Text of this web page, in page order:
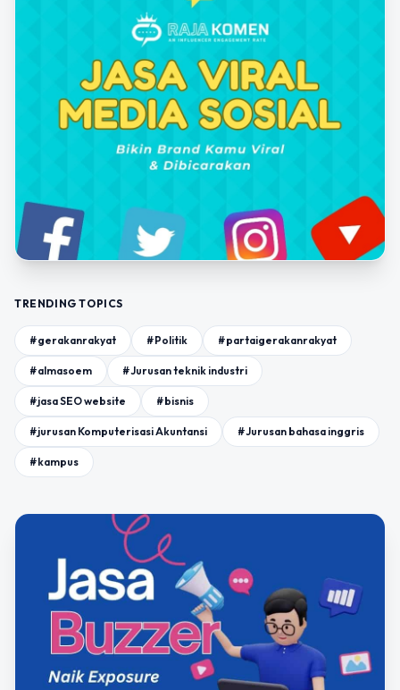
TRENDING TOPICS
#gerakanrakyat #Politik #partaigerakanrakyat
#almasoem #Jurusan teknik industri
#jasa SEO website #bisnis
#jurusan Komputerisasi Akuntansi #Jurusan bahasa inggris
#kampus